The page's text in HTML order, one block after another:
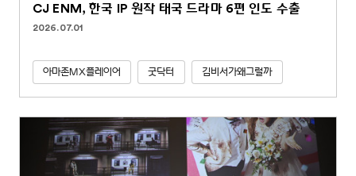
CJ ENM, 한국 IP 원작 태국 드라마 6편 인도 수출
2026.07.01
아마존MX플레이어 굿닥터 김비서가왜그럴까